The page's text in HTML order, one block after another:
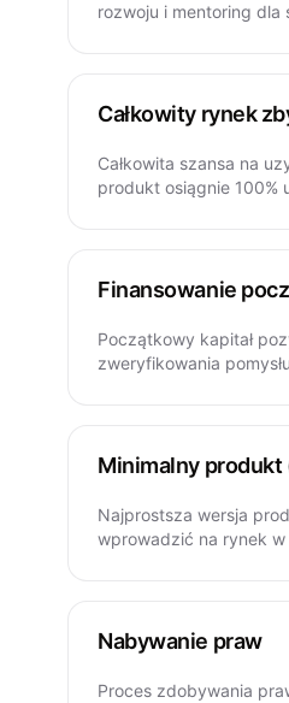
rozwoju i mentoring
Całkowity rynek
Całkowita szansa na
produkt osiągnie 100%
Finansowanie
Początkowy kapitał
zweryfikowania
Minimalny produkt
Najprostsza wersja
wprowadzić na rynek
Nabywanie praw
Proces zdobywania